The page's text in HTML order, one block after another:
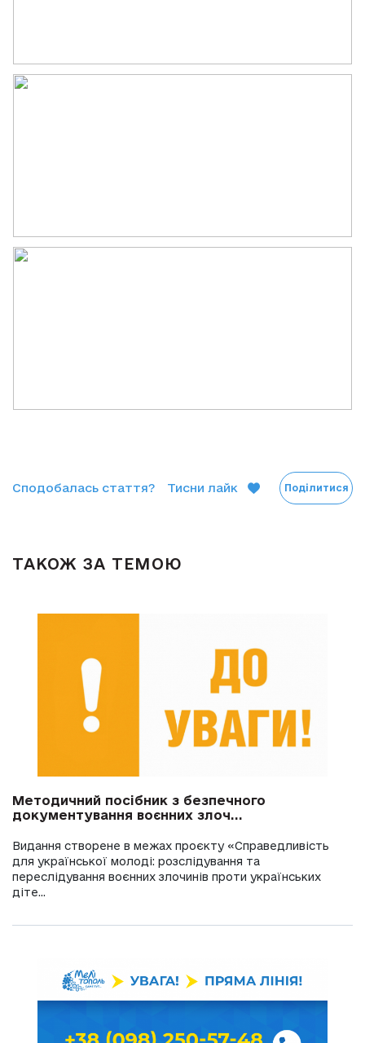
Сподобалась стаття? Тисни лайк Поділитися
ТАКОЖ ЗА ТЕМОЮ
Методичний посібник з безпечного
документування воєнних злоч...
Видання створене в межах проєкту «Справедливість
для української молоді: розслідування та
переслідування воєнних злочинів проти українських
діте...